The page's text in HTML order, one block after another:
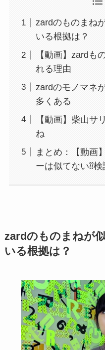
zardのものまね
いる根拠は？
【動画】zardも
れる理由
zardのモノマネ
多くある
【動画】柴山サ
ね
まとめ：【動画
ーは似てない⁇検
zardのものまねが
いる根拠は？